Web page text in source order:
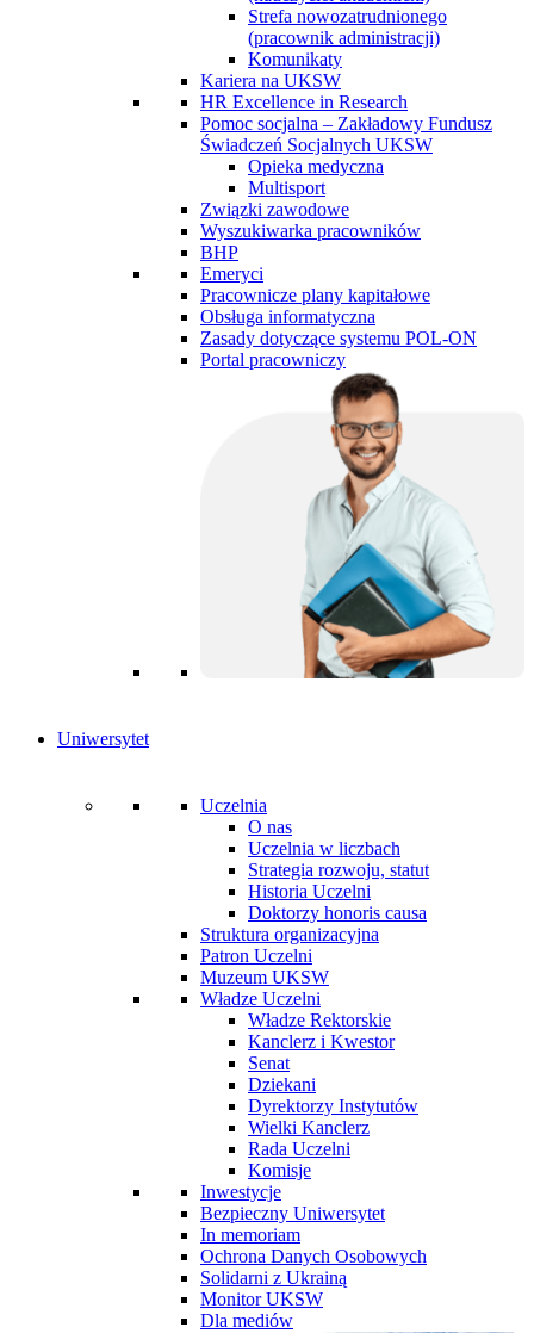
Strefa nowozatrudnionego
(pracownik administracji)
Komunikaty
Kariera na UKSW
HR Excellence in Research
Pomoc socjalna – Zakładowy Fundusz
Świadczeń Socjalnych UKSW
Opieka medyczna
Multisport
Związki zawodowe
Wyszukiwarka pracowników
BHP
Emeryci
Pracownicze plany kapitałowe
Obsługa informatyczna
Zasady dotyczące systemu POL-ON
Portal pracowniczy
Uniwersytet
Uczelnia
O nas
Uczelnia w liczbach
Strategia rozwoju, statut
Historia Uczelni
Doktorzy honoris causa
Struktura organizacyjna
Patron Uczelni
Muzeum UKSW
Władze Uczelni
Władze Rektorskie
Kanclerz i Kwestor
Senat
Dziekani
Dyrektorzy Instytutów
Wielki Kanclerz
Rada Uczelni
Komisje
Inwestycje
Bezpieczny Uniwersytet
In memoriam
Ochrona Danych Osobowych
Solidarni z Ukrainą
Monitor UKSW
Dla mediów